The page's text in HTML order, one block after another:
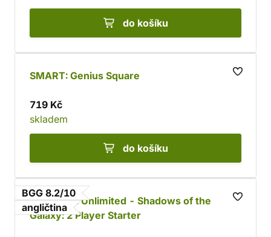
do košíku
SMART: Genius Square
719 Kč
skladem
do košíku
BGG 8.2/10
angličtina
Star Wars: Unlimited - Shadows of the
Galaxy: 2 Player Starter